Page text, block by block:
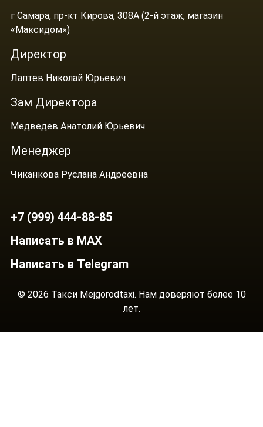
г Самара, пр-кт Кирова, 308А (2-й этаж, магазин
«Максидом»)
Директор
Лаптев Николай Юрьевич
Зам Директора
Медведев Анатолий Юрьевич
Менеджер
Чиканкова Руслана Андреевна
+7 (999) 444-88-85
Написать в MAX
Написать в Telegram
© 2026 Такси Mejgorodtaxi. Нам доверяют более 10
лет.